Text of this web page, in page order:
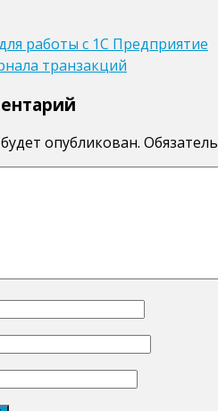
работы с 1С Предприятие
транзакций
опубликован.